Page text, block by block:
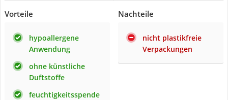
Vorteile
hypoallergene
Anwendung
ohne künstliche
Duftstoffe
feuchtigkeitsspende
Nachteile
nicht plastikfreie
Verpackungen